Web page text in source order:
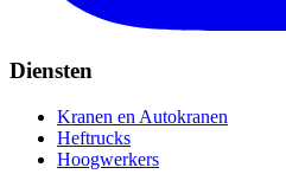
Diensten
Kranen en Autokranen
Heftrucks
Hoogwerkers